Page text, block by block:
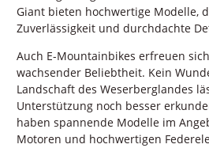
Giant bieten hochwertige Modelle,
Zuverlässigkeit und durchdachte
Auch E-Mountainbikes erfreuen
wachsender Beliebtheit. Kein
Landschaft des Weserberglandes
Unterstützung noch besser
haben spannende Modelle im
Motoren und hochwertigen